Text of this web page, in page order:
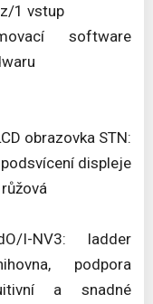
1 vstup
software
obrazovka STN:
displeje
I-NV3: ladder
podpora
a snadné